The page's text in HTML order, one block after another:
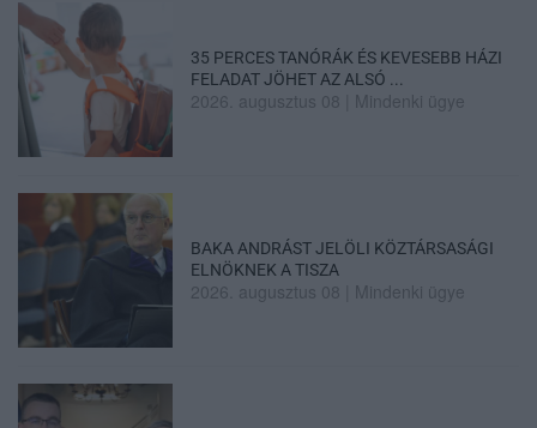
35 PERCES TANÓRÁK ÉS KEVESEBB HÁZI
FELADAT JÖHET AZ ALSÓ ...
2026. augusztus 08 Mindenki ügye
BAKA ANDRÁST JELÖLI KÖZTÁRSASÁGI
ELNÖKNEK A TISZA
2026. augusztus 08 Mindenki ügye